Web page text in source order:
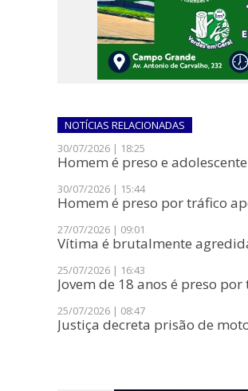
NOTÍCIAS RELACIONADAS
30/07/2026 | 18:25
Homem é preso e
30/07/2026 | 15:44
​Homem é preso por tráfico
27/07/2026 | 09:01
Vítima é brutalmente
25/07/2026 | 16:43
Jovem de 18 anos é preso
25/07/2026 | 08:47
Justiça decreta prisão de